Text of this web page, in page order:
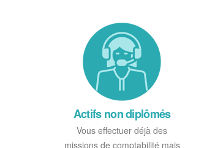
Actifs non diplômés
Vous effectuer déjà des
missions de comptabilité mais